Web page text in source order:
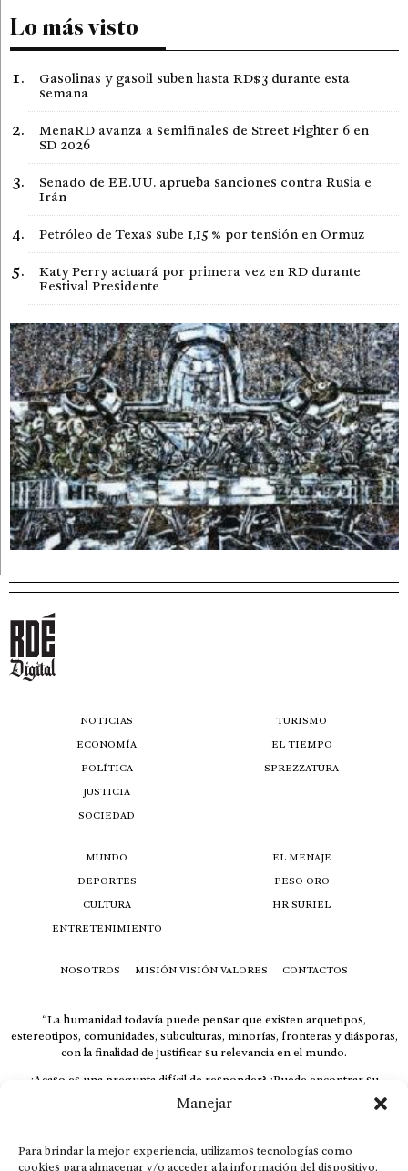
Manejar
Para brindar la mejor experiencia, utilizamos tecnologías como
cookies para almacenar y/o acceder a la información del dispositivo.
Lo más visto
Gasolinas y gasoil suben hasta RD$3 durante esta
semana
MenaRD avanza a semifinales de Street Fighter 6 en
SD 2026
Senado de EE.UU. aprueba sanciones contra Rusia e
Irán
Petróleo de Texas sube 1,15 % por tensión en Ormuz
Katy Perry actuará por primera vez en RD durante
Festival Presidente
NOTICIAS
ECONOMÍA
POLÍTICA
JUSTICIA
SOCIEDAD
TURISMO
EL TIEMPO
SPREZZATURA
MUNDO
DEPORTES
CULTURA
ENTRETENIMIENTO
EL MENAJE
PESO ORO
HR SURIEL
NOSOTROS MISIÓN VISIÓN VALORES CONTACTOS
“La humanidad todavía puede pensar que existen arquetipos,
estereotipos, comunidades, subculturas, minorías, fronteras y diásporas,
con la finalidad de justificar su relevancia en el mundo.
¿Acaso es una pregunta difícil de responder? ¿Puede encontrar su
respuesta al instante, otorgando al receptor cuestionado espacio y
velocidad suficiente para responder correctamente? De no ser así, el que
El concepto de familia no está limitado exclusivamente a la sangre; seres